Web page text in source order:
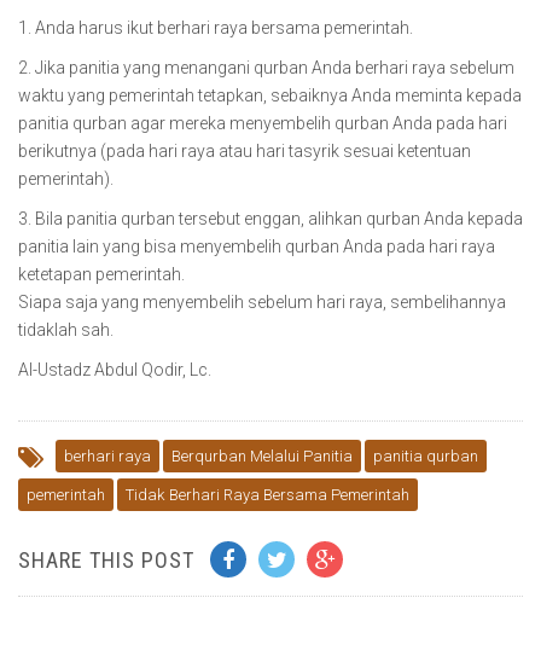
1. Anda harus ikut berhari raya bersama pemerintah.
2. Jika panitia yang menangani qurban Anda berhari raya sebelum
waktu yang pemerintah tetapkan, sebaiknya Anda meminta kepada
panitia qurban agar mereka menyembelih qurban Anda pada hari
berikutnya (pada hari raya atau hari tasyrik sesuai ketentuan
pemerintah).
3. Bila panitia qurban tersebut enggan, alihkan qurban Anda kepada
panitia lain yang bisa menyembelih qurban Anda pada hari raya
ketetapan pemerintah.
Siapa saja yang menyembelih sebelum hari raya, sembelihannya
tidaklah sah.
Al-Ustadz Abdul Qodir, Lc.
berhari raya Berqurban Melalui Panitia panitia qurban
pemerintah Tidak Berhari Raya Bersama Pemerintah
SHARE THIS POST